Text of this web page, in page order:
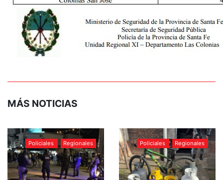
MÁS NOTICIAS
Policiales Regionales Policiales Regionales